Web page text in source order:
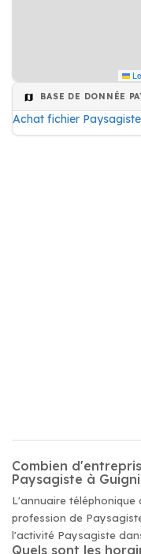
BASE DE DONNÉE
Achat fichier
Combien
Paysagiste à
L'annuaire téléphonique
profession de
l'activité Paysagiste
Quels sont les